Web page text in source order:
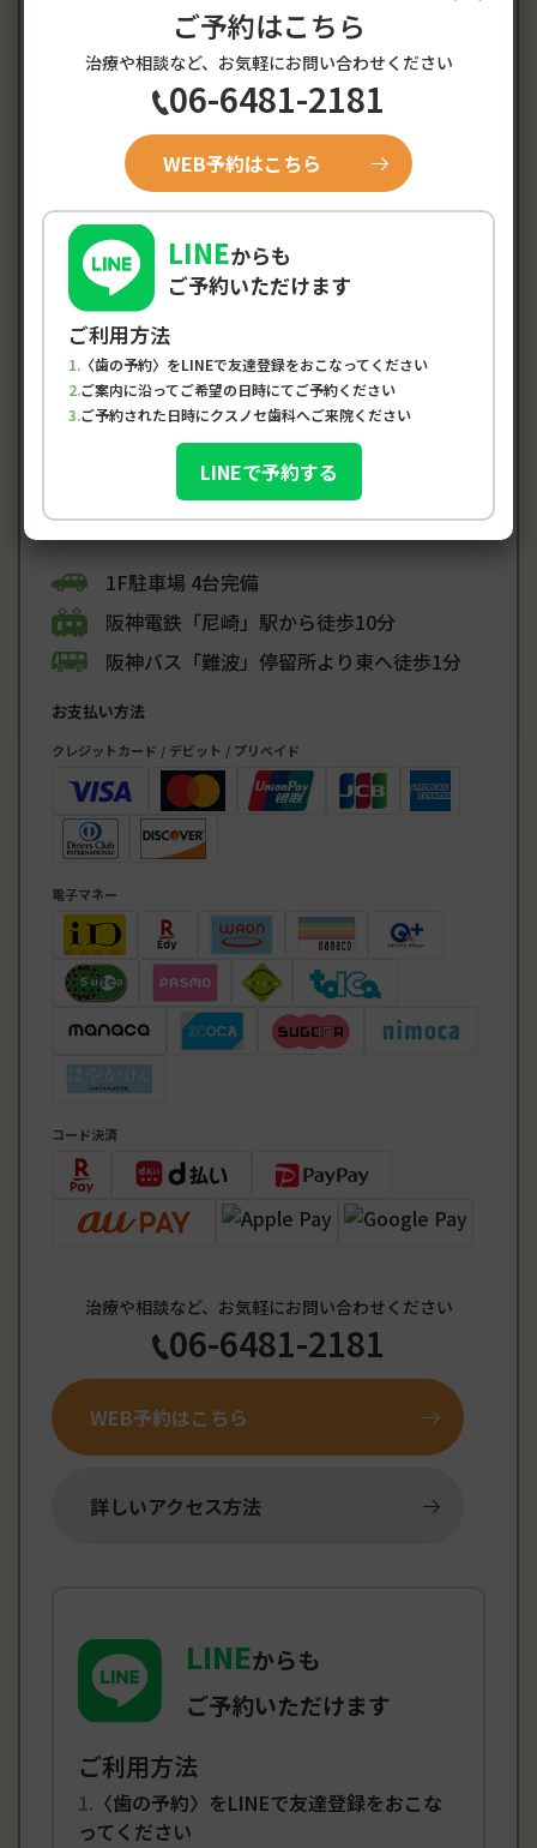
診療時間 月 火 水 木 金 土 日/祝
● ● × ● ●
14:00-19:00 ● ● × ● ▲
土曜は9:00-15:00
初めての方、急患の方も随時受付中
※午前、午後ともに最終受付は診療時間の1時間前となり
ます。
※当院は予約制です。定休日…水曜・日曜・祝日
〒660-0892 兵庫県尼崎市東難波町5-2-16
1F駐車場 4台完備
阪神電鉄「尼崎」駅から徒歩10分
阪神バス「難波」停留所より東へ徒歩1分
お支払い方法
クレジットカード / デビット / プリペイド
電子マネー
コード決済
治療や相談など、お気軽にお問い合わせください
06-6481-2181
WEB予約はこちら
詳しいアクセス方法
LINEからも
ご予約いただけます
ご利用方法
〈歯の予約〉をLINEで友達登録をおこな
ってください
ご予約はこちら
治療や相談など、お気軽にお問い合わせください
06-6481-2181
WEB予約はこちら
LINEからも
ご予約いただけます
ご利用方法
〈歯の予約〉をLINEで友達登録をおこなってください
ご案内に沿ってご希望の日時にてご予約ください
ご予約された日時にクスノセ歯科へご来院ください
LINEで予約する